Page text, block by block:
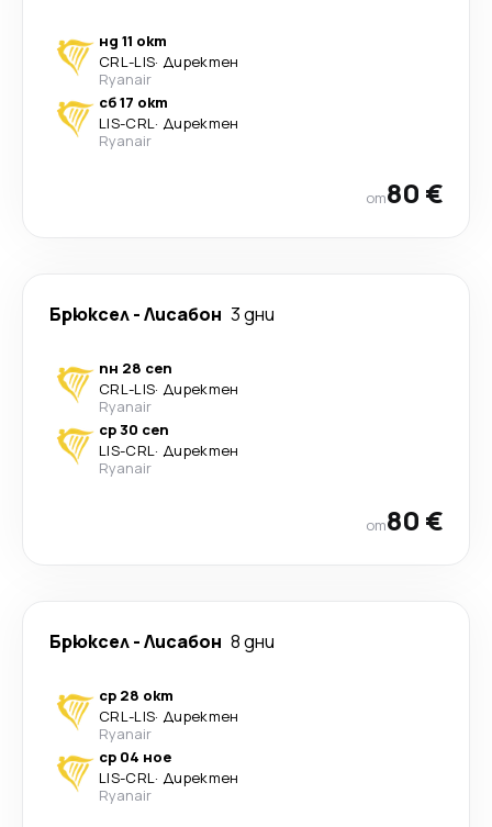
нд 11 окт
CRL-LIS· Директен
Ryanair
сб 17 окт
LIS-CRL· Директен
Ryanair
от80 €
Брюксел-Лисабон 3 дни
пн 28 сеп
CRL-LIS· Директен
Ryanair
ср 30 сеп
LIS-CRL· Директен
Ryanair
от80 €
Брюксел-Лисабон 8 дни
ср 28 окт
CRL-LIS· Директен
Ryanair
ср 04 ное
LIS-CRL· Директен
Ryanair